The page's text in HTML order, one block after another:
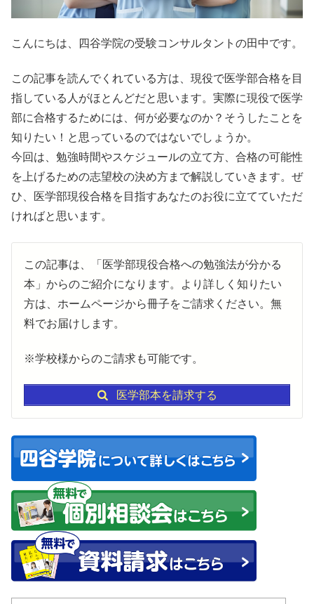
こんにちは、四谷学院の受験コンサルタントの田中です。
この記事を読んでくれている方は、現役で医学部合格を目
指している人がほとんどだと思います。 実際に現役で医学
部に合格するためには、何が必要なのか？ そうしたことを
知りたい！と思っているのではないでしょうか。
今回は、勉強時間やスケジュールの立て方、合格の可能性
を上げるための志望校の決め方まで解説していきます。ぜ
ひ、医学部現役合格を目指すあなたのお役に立てていただ
ければと思います。
この記事は、
「医学部現役合格への勉強法が分かる
本」 からのご紹介になります。より詳しく知りたい
方は、ホームページから冊子をご請求ください。無
料でお届けします。
※学校様からのご請求も可能です。
医学部本を請求する